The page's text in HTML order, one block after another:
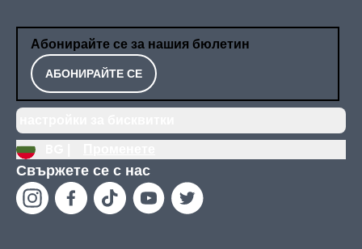
Абонирайте се за нашия бюлетин
АБОНИРАЙТЕ СЕ
Свържете се с нас